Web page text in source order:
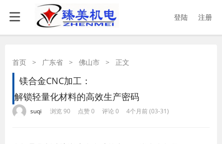
登陆 注册
首页 > 广东省 > 佛山市 > 正文
镁合金CNC加工：
解锁轻量化材料的高效生产密码
suqi 浏览 90 点赞 0 评论 0 4个月前 (03-31)